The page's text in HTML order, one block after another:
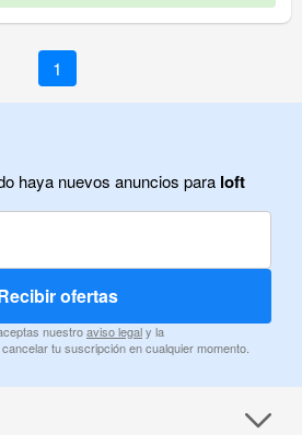
1
haya nuevos anuncios para loft
ofertas
nuestroaviso legaly la
tu suscripción en cualquier momento.